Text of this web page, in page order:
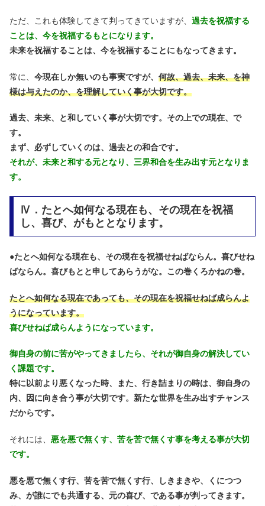
ただ、これも体験してきて判ってきていますが、 過去を祝福する
ことは、今を祝福するもとになります。
未来を祝福することは、今を祝福することにもなってきます。
常に、 今現在しか無いのも事実ですが、 何故、過去、未来、を神
様は与えたのか、を理解していく事が大切です。
過去、未来、と和していく事が大切です。その上での現在、で
す。
まず、必ずしていくのは、過去との和合です。
それが、未来と和する元となり、三界和合を生み出す元となりま
す。
Ⅳ．たとへ如何なる現在も、その現在を祝福
し、喜び、がもととなります。
●たとへ如何なる現在も、その現在を祝福せねばならん。喜びせね
ばならん。喜びもとと申してあらうがな。この巻くろかねの巻。
たとへ如何なる現在であっても、その現在を祝福せねば成らんよ
うになっています。
喜びせねば成らんようになっています。
御自身の前に苦がやってきましたら、それが御自身の解決してい
く課題です。
特に以前より悪くなった時、また、行き詰まりの時は、御自身の
内、因に向き合う事が大切です。新たな世界を生み出すチャンス
だからです。
それには、 悪を悪で無くす、苦を苦で無くす事を考える事が大切
です。
悪を悪で無くす行、苦を苦で無くす行、しきまきや、くにつつ
み、が誰にでも共通する、元の喜び、である事が判ってきます。